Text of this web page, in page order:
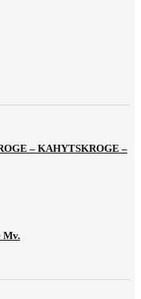
– KAHYTSKROGE –
Mv.